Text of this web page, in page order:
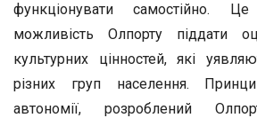
функціонувати самостійно.
можливість Олпорту піддати
культурних цінностей, які
різних груп населення.
автономії, розроблений